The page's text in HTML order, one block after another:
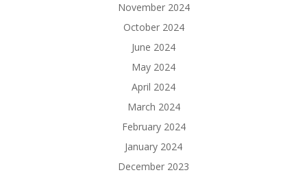
November 2024
October 2024
June 2024
May 2024
April 2024
March 2024
February 2024
January 2024
December 2023